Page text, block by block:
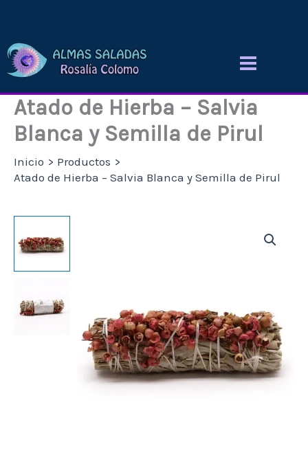
contenido
Atado de Hierba – Salvia
Blanca y Semilla de Pirul
Inicio
Productos
Atado de Hierba – Salvia Blanca y Semilla de Pirul
Hierba
Semilla